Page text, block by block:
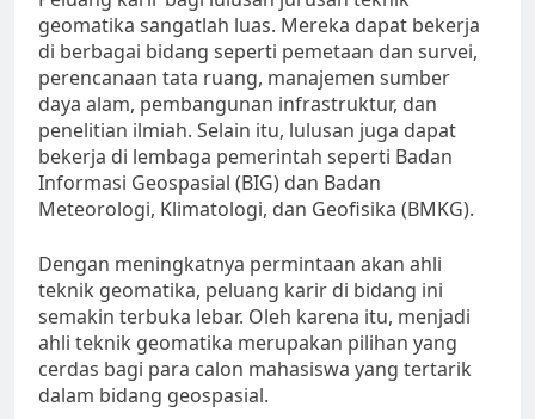
geomatika sangatlah luas. Mereka dapat bekerja
di berbagai bidang seperti pemetaan dan survei,
perencanaan tata ruang, manajemen sumber
daya alam, pembangunan infrastruktur, dan
penelitian ilmiah. Selain itu, lulusan juga dapat
bekerja di lembaga pemerintah seperti Badan
Informasi Geospasial (BIG) dan Badan
Meteorologi, Klimatologi, dan Geofisika (BMKG).
Dengan meningkatnya permintaan akan ahli
teknik geomatika, peluang karir di bidang ini
semakin terbuka lebar. Oleh karena itu, menjadi
ahli teknik geomatika merupakan pilihan yang
cerdas bagi para calon mahasiswa yang tertarik
dalam bidang geospasial.